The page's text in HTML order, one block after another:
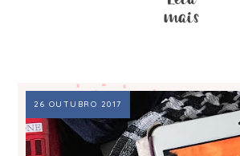
26 OUTUBRO 2017